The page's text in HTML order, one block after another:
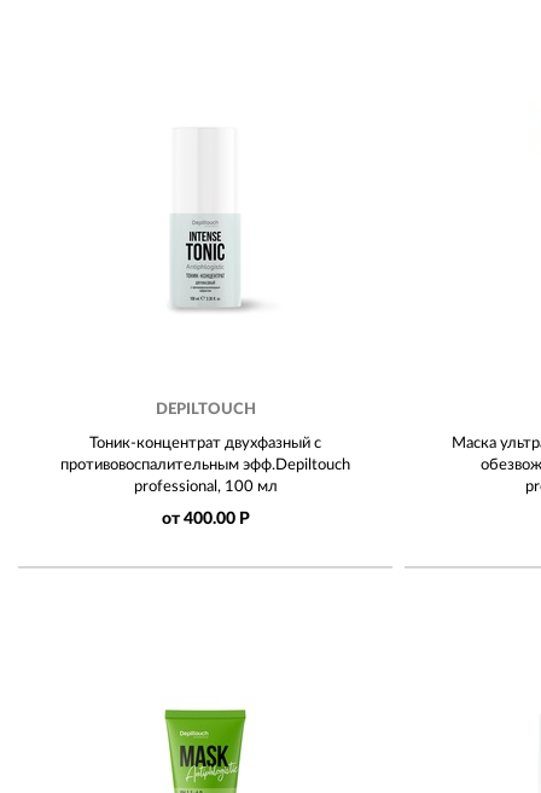
DEPILTOUCH
Тоник-концентрат двухфазный с
противовоспалительным эфф.Depiltouch
professional, 100 мл
от 400.00 Р
Маска